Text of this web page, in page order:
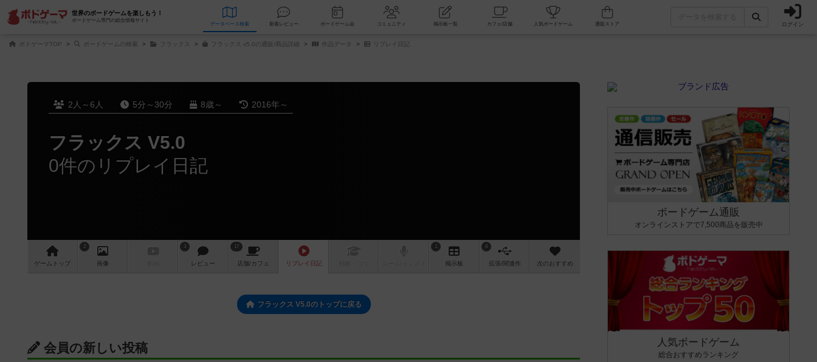
世界のボードゲームを楽しもう！
ボードゲーム専門の総合情報サイト
データベース 検索 新着レビュー ボードゲーム会 コミュニティ 掲示板一覧 カフェ/店舗 人気ボードゲーム ログイン
ボドゲーマTOP ボードゲームの検索 フラックス フラックス v5.0の通販/商品詳細 作品データ リプレイ日記
2人～6人 5分～30分 8歳～ 2016年～
フラックス V5.0
0件のリプレイ日記
ゲーム トップ
2
画像
3
レビュー
17
店舗/カフェ リプレイ 日記
1
掲示板
8
拡張/関連作 次のおすすめ
フラックス V5.0のトップに戻る
会員の新しい投稿
ボードゲーム通販
オンラインストアで7,500商品を販売中
人気ボードゲーム
総合おすすめランキング